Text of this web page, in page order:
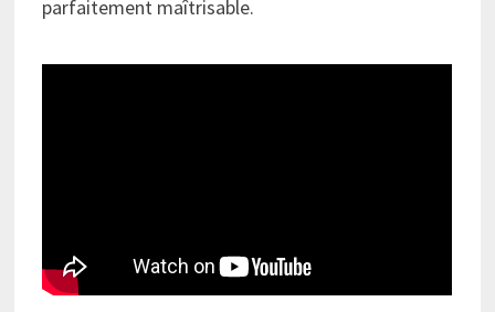
parfaitement maîtrisable.